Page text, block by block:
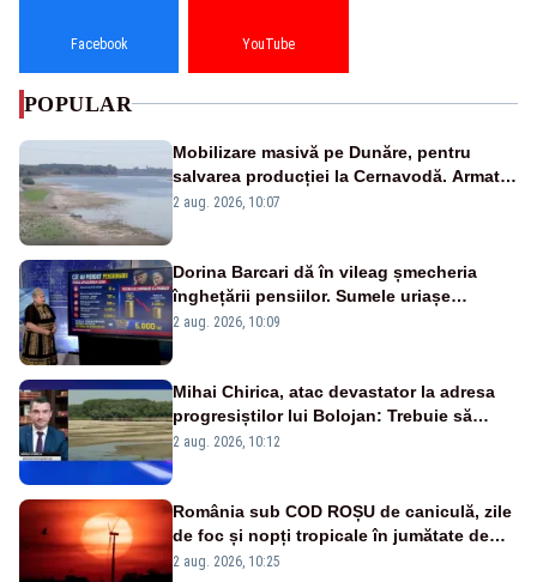
Facebook YouTube
POPULAR
Mobilizare masivă pe Dunăre, pentru
salvarea producției la Cernavodă. Armata
va detona o stâncă și va devia apa
2 aug. 2026, 10:07
Dorina Barcari dă în vileag șmecheria
înghețării pensiilor. Sumele uriașe
pierdute de fiecare român
2 aug. 2026, 10:09
Mihai Chirica, atac devastator la adresa
progresiștilor lui Bolojan: Trebuie să
protejăm și natura, dar nu șținem omaneii
2 aug. 2026, 10:12
România sub COD ROȘU de caniculă, zile
de foc și nopți tropicale în jumătate de
țară
2 aug. 2026, 10:25